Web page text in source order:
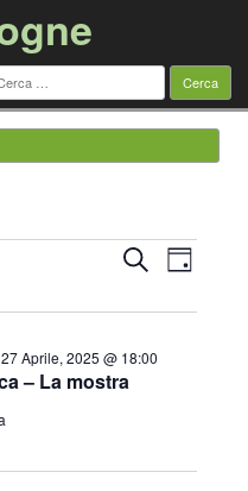
Eventi
Ricerca
Navigazione
Cerca Evento
Viste
Giorno
– La mostra
27 Aprile, 2025 @ 18:00